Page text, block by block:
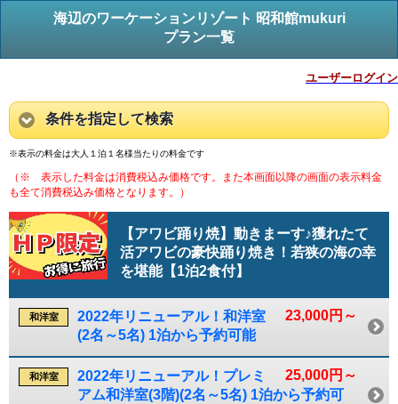
海辺のワーケーションリゾート 昭和館mukuri
プラン一覧
ユーザーログイン
条件を指定して検索
※表示の料金は大人１泊１名様当たりの料金です
（※ 表示した料金は消費税込み価格です。また本画面以降の画面の表示料金
も全て消費税込み価格となります。）
【アワビ踊り焼】動きまーす♪獲れたて
活アワビの豪快踊り焼き！若狭の海の幸
を堪能【1泊2食付】
23,000円～
和洋室
2022年リニューアル！和洋室
(2名～5名) 1泊から予約可能
25,000円～
和洋室
2022年リニューアル！プレミ
アム和洋室(3階)(2名～5名) 1泊から予約可